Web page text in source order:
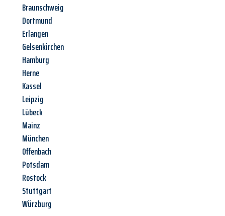
Braunschweig
Dortmund
Erlangen
Gelsenkirchen
Hamburg
Herne
Kassel
Leipzig
Lübeck
Mainz
München
Offenbach
Potsdam
Rostock
Stuttgart
Würzburg